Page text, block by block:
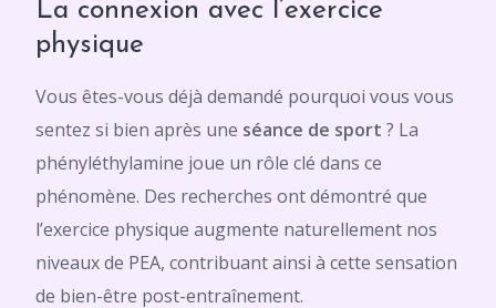
La connexion avec l’exercice
physique
Vous êtes-vous déjà demandé pourquoi vous vous
sentez si bien après une séance de sport ? La
phényléthylamine joue un rôle clé dans ce
phénomène. Des recherches ont démontré que
l’exercice physique augmente naturellement nos
niveaux de PEA, contribuant ainsi à cette sensation
de bien-être post-entraînement.